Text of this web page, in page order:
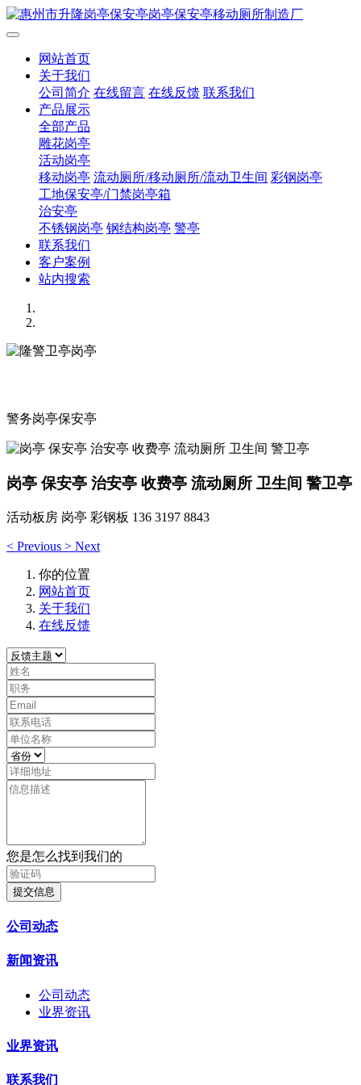
网站首页
关于我们
公司简介 在线留言 在线反馈 联系我们
产品展示
全部产品
雕花岗亭
活动岗亭
移动岗亭 流动厕所/移动厕所/流动卫生间 彩钢岗亭
工地保安亭/门禁岗亭箱
治安亭
不锈钢岗亭 钢结构岗亭 警亭
联系我们
客户案例
站内搜索
警务岗亭保安亭
岗亭 保安亭 治安亭 收费亭 流动厕所 卫生间 警卫亭
活动板房 岗亭 彩钢板 136 3197 8843
< Previous > Next
你的位置
网站首页
关于我们
在线反馈
您是怎么找到我们的
提交信息
公司动态
新闻资讯
公司动态
业界资讯
业界资讯
联系我们